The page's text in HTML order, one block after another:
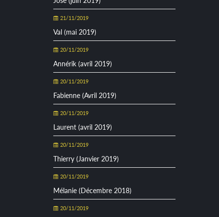
21/11/2019
Val (mai 2019)
20/11/2019
Annérik (avril 2019)
20/11/2019
Fabienne (Avril 2019)
20/11/2019
Laurent (avril 2019)
20/11/2019
Thierry (Janvier 2019)
20/11/2019
Mélanie (Décembre 2018)
20/11/2019